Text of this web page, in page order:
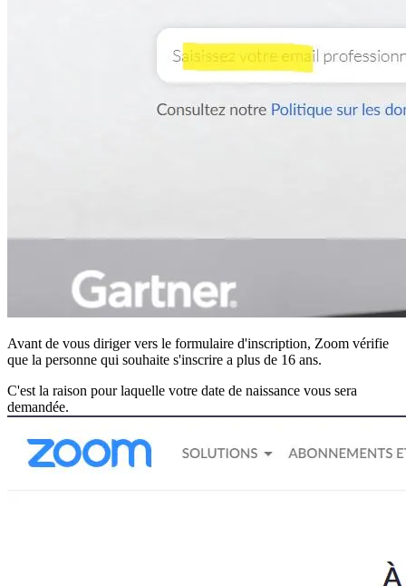
Avant de vous diriger vers le formulaire d'inscription, Zoom vérifie
que la personne qui souhaite s'inscrire a plus de 16 ans.
C'est la raison pour laquelle votre date de naissance vous sera
demandée.